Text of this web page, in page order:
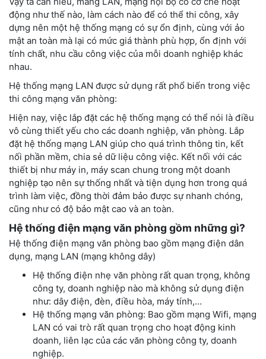
động như thế nào, làm cách nào để có thể thi công, xây
dựng nên một hệ thống mạng có sự ổn định, cùng với ảo
mật an toàn mà lại có mức giá thành phù hợp, ổn định với
tính chất, nhu cầu công việc của mỗi doanh nghiệp khác
nhau.
Hệ thống mạng LAN được sử dụng rất phổ biến trong việc
thi công mạng văn phòng:
Hiện nay, việc lắp đặt các hệ thống mạng có thể nói là điều
vô cùng thiết yếu cho các doanh nghiệp, văn phòng. Lắp
đặt hệ thống mạng LAN giúp cho quá trình thông tin, kết
nối phần mềm, chia sẻ dữ liệu công việc. Kết nối với các
thiết bị như máy in, máy scan chung trong một doanh
nghiệp tạo nên sự thống nhất và tiện dụng hơn trong quá
trình làm việc, đồng thời đảm bảo được sự nhanh chóng,
cũng như có độ bảo mật cao và an toàn.
Hệ thống điện mạng văn phòng gồm những gì?
Hệ thống điện mạng văn phòng bao gồm mạng điện dân
dụng, mạng LAN (mạng không dây)
Hệ thống điện nhẹ văn phòng rất quan trọng, không
công ty, doanh nghiệp nào mà không sử dụng điện
như: dây điện, đèn, điều hòa, máy tính,…
Hệ thống mạng văn phòng: Bao gồm mạng Wifi, mạng
LAN có vai trò rất quan trọng cho hoạt động kinh
doanh, liên lạc của các văn phòng công ty, doanh
nghiệp.